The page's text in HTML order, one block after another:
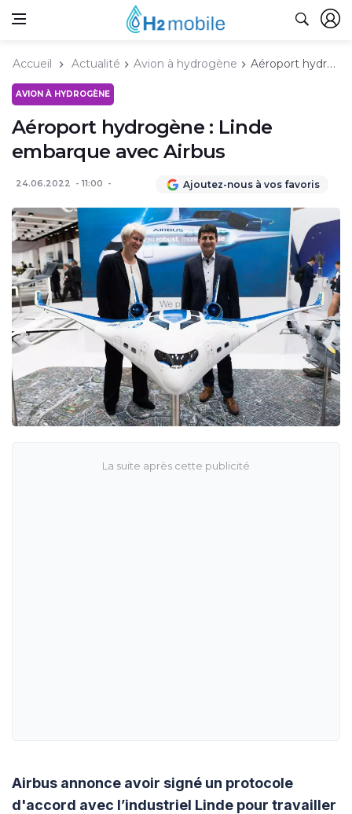
Accueil Actualité Avion à hydrogène Aéroport hydrogène : Linde embarque avec Airbus
AVION À HYDROGÈNE
Aéroport hydrogène : Linde
embarque avec Airbus
24.06.2022 11:00 Ajoutez-nous à vos favoris
Airbus annonce avoir signé un protocole
d'accord avec l’industriel Linde pour travailler